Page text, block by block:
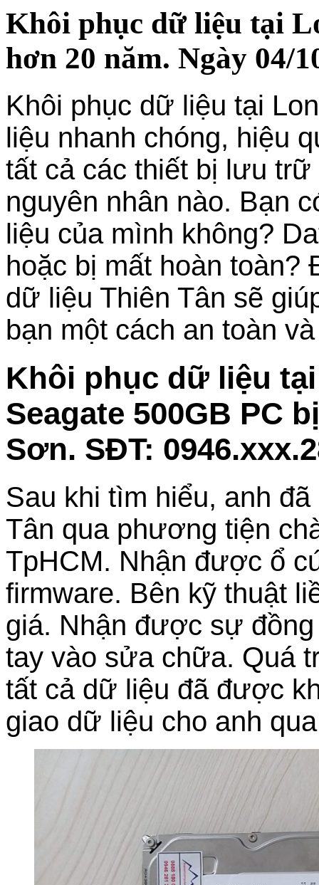
Khôi phục dữ liệu tại
hơn 20 năm. Ngày 04/
Khôi phục dữ liệu tại
liệu nhanh chóng, hiệu
tất cả các thiết bị lưu
nguyên nhân nào. Bạn
liệu của mình không?
hoặc bị mất hoàn
dữ liệu Thiên Tân sẽ
bạn một cách an toàn
Khôi phục dữ liệu
Seagate 500GB PC
Sơn. SĐT:
Sau khi tìm hiểu, anh
Tân qua phương tiện
TpHCM. Nhận được ổ
firmware. Bên kỹ thuật
giá. Nhận được sự
tay vào sửa chữa. Quá
tất cả dữ liệu đã được
giao dữ liệu cho anh